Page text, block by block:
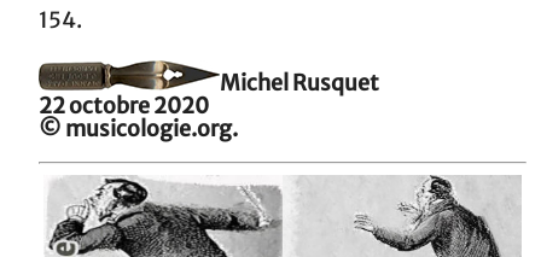
154.
Michel Rusquet
22 octobre 2020
© musicologie.org.